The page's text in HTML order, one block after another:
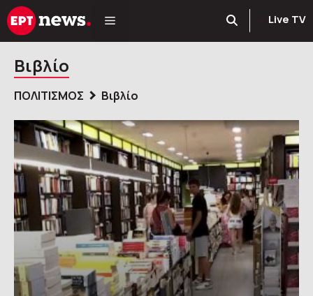
Μετάβαση
σε
Live TV
Βιβλίο
ΠΟΛΙΤΙΣΜΟΣ Βιβλίο